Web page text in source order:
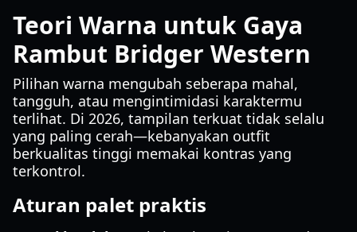
Teori Warna untuk Gaya
Rambut Bridger Western
Pilihan warna mengubah seberapa mahal,
tangguh, atau mengintimidasi karaktermu
terlihat. Di 2026, tampilan terkuat tidak selalu
yang paling cerah—kebanyakan outfit
berkualitas tinggi memakai kontras yang
terkontrol.
Aturan palet praktis